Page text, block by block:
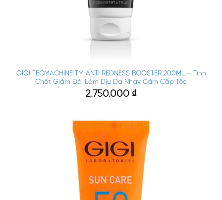
GIGI TECMACHINE TM ANTI REDNESS BOOSTER 200ML – Tinh
Chất Giảm Đỏ, Làm Dịu Da Nhạy Cảm Cấp Tốc
2.750.000 ₫